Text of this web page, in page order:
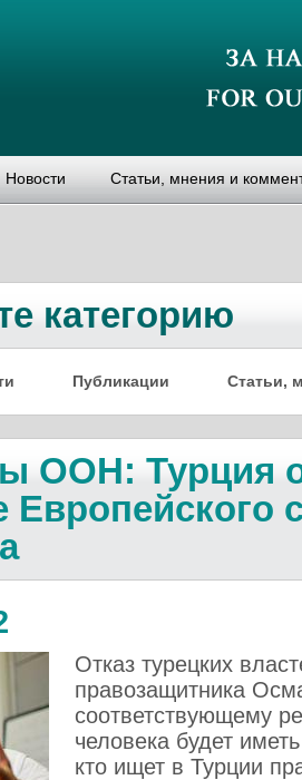
Новости Статьи, мнения и
категорию
Публикации Статьи,
ООН: Турция
Европейского
Отказ турецких
правозащитника
соответствующему
человека будет
кто ищет в Турции